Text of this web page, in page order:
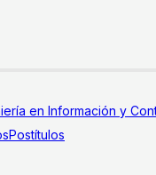
en Información y
Postítulos